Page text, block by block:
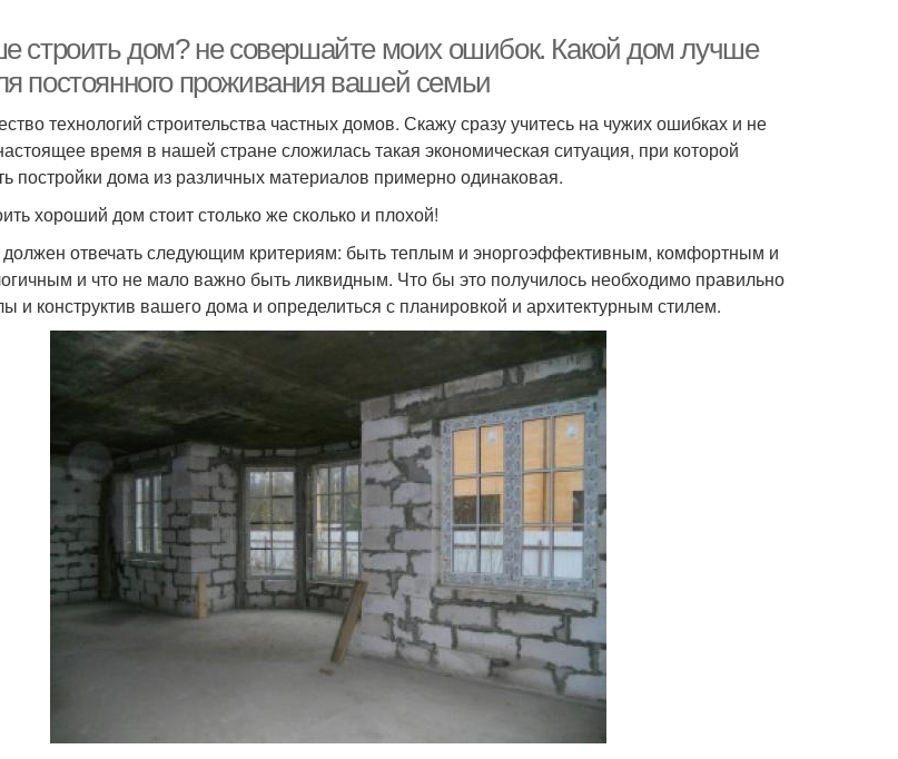
строить дом? не совершайте моих ошибок. Какой дом лучше
постоянного проживания вашей семьи
технологий строительства частных домов. Скажу сразу учитесь на чужих ошибках и не
время в нашей стране сложилась такая экономическая ситуация, при которой
постройки дома из различных материалов примерно одинаковая.
хороший дом стоит столько же сколько и плохой!
отвечать следующим критериям: быть теплым и эноргоэффективным, комфортным и
и что не мало важно быть ликвидным. Что бы это получилось необходимо правильно
и конструктив вашего дома и определиться с планировкой и архитектурным стилем.